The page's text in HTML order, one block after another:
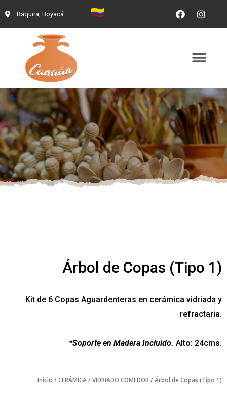
Ráquira, Boyacá
Árbol de Copas (Tipo 1)
Kit de 6 Copas Aguardenteras en cerámica vidriada y
refractaria.
*Soporte en Madera Incluido. Alto: 24cms.
Inicio /CERÁMICA/VIDRIADO COMEDOR / Árbol de Copas (Tipo 1)